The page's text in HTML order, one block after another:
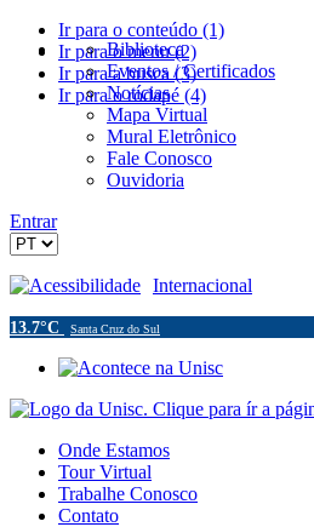
Ir para o conteúdo (1)
Ir para o menu (2)
Ir para a busca (3)
Ir para o rodapé (4)
Biblioteca
Eventos / Certificados
Notícias
Mapa Virtual
Mural Eletrônico
Fale Conosco
Ouvidoria
Entrar
Acessibilidade Internacional
13.7°C Santa Cruz do Sul
Onde Estamos
Tour Virtual
Trabalhe Conosco
Contato